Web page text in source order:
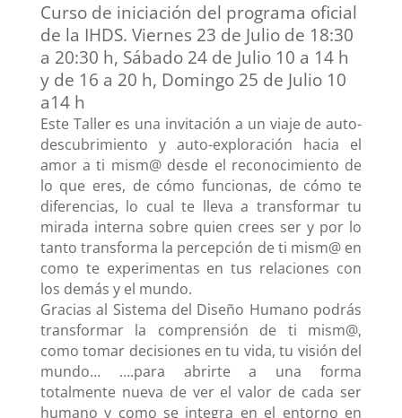
Curso de iniciación del programa oficial
de la IHDS. Viernes 23 de Julio de 18:30
a 20:30 h, Sábado 24 de Julio 10 a 14 h
y de 16 a 20 h, Domingo 25 de Julio 10
a14 h
Este Taller es una invitación a un viaje de auto-
descubrimiento y auto-exploración hacia el
amor a ti mism@ desde el reconocimiento de
lo que eres, de cómo funcionas, de cómo te
diferencias, lo cual te lleva a transformar tu
mirada interna sobre quien crees ser y por lo
tanto transforma la percepción de ti mism@ en
como te experimentas en tus relaciones con
los demás y el mundo.
Gracias al Sistema del Diseño Humano podrás
transformar la comprensión de ti mism@,
como tomar decisiones en tu vida, tu visión del
mundo… ….para abrirte a una forma
totalmente nueva de ver el valor de cada ser
humano y como se integra en el entorno en